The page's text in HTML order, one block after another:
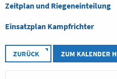
Zeitplan und Riegeneinteilung
Einsatzplan Kampfrichter
ZURÜCK ZUM KALENDER